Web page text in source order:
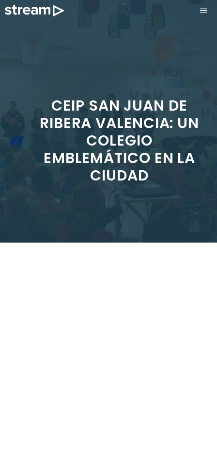
Saltar
CEIP SAN JUAN DE
RIBERA VALENCIA: UN
COLEGIO
EMBLEMÁTICO EN LA
CIUDAD